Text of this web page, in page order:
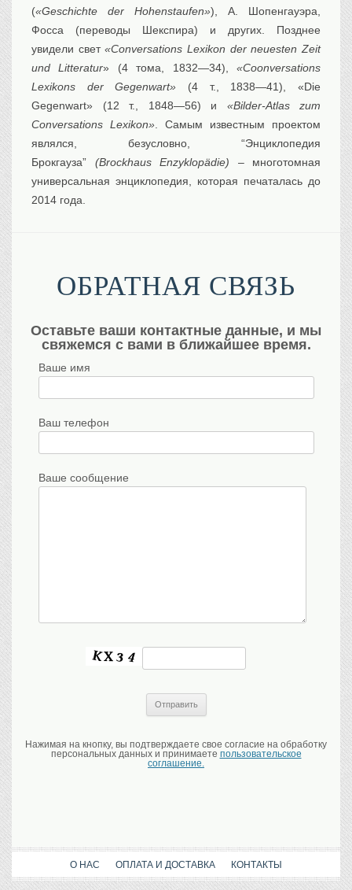
(«Geschichte der Hohenstaufen»), A. Шопенгауэра,
Фосса (переводы Шекспира) и других. Позднее
увидели свет«Conversations Lexikon der neuesten Zeit
und Litteratur» (4 тома, 1832—34),«Coonversations
Lexikons der Gegenwart» (4 т., 1838—41), «Die
Gegenwart» (12 т., 1848—56) и «Bilder-Atlas zum
Conversations Lexikon» . Самым известным проектом
являлся, безусловно, “Энциклопедия
Брокгауза” (Brockhaus Enzyklopädie) – многотомная
универсальная энциклопедия, которая печаталась до
2014 года.
ОБРАТНАЯ СВЯЗЬ
Оставьте ваши контактные данные, и мы
свяжемся с вами в ближайшее время.
Ваше имя
Ваш телефон
Ваше сообщение
Нажимая на кнопку, вы подтверждаете свое согласие на обработку
персональных данных и принимаете пользовательское
соглашение.
О НАС ОПЛАТА И ДОСТАВКА КОНТАКТЫ